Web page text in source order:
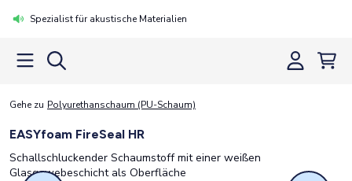
Spezialist für akustische Materialien
Gehe zu Polyurethanschaum (PU-Schaum)
EASYfoam FireSeal HR
Schallschluckender Schaumstoff mit einer weißen
Glasgewebeschicht als Oberfläche